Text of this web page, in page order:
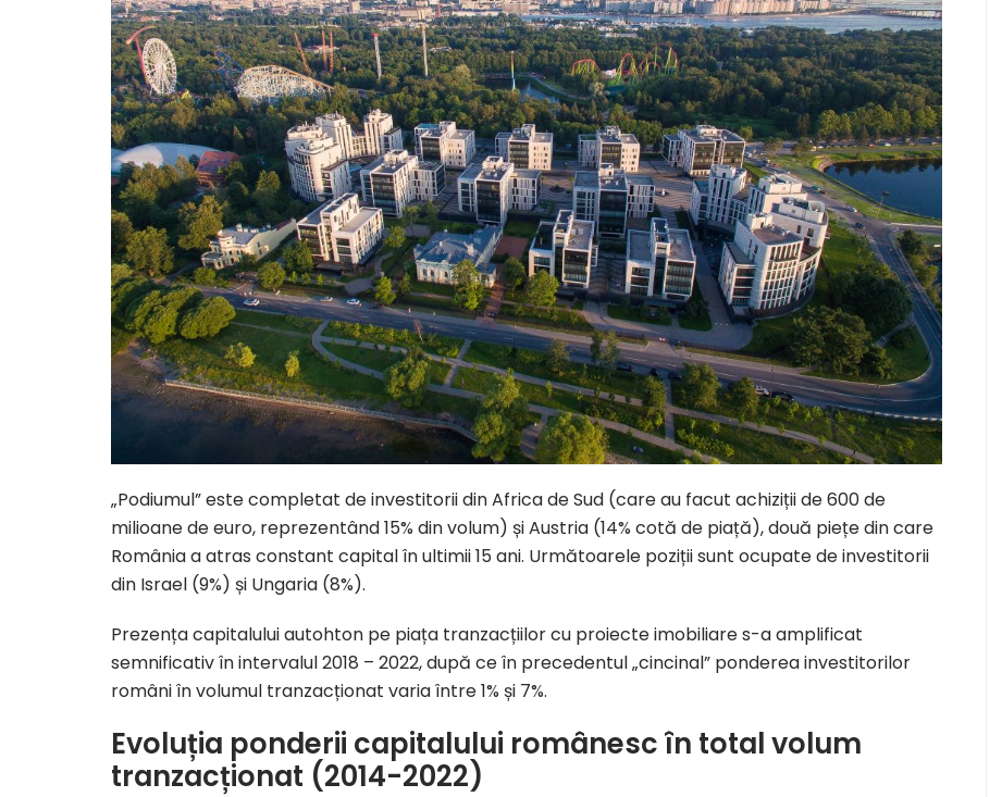
„Podiumul” este completat de investitorii din Africa de Sud (care au facut achiziții de 600 de
milioane de euro, reprezentând 15% din volum) și Austria (14% cotă de piață), două piețe din care
România a atras constant capital în ultimii 15 ani. Următoarele poziții sunt ocupate de investitorii
din Israel (9%) și Ungaria (8%).
Prezența capitalului autohton pe piața tranzacțiilor cu proiecte imobiliare s-a amplificat
semnificativ în intervalul 2018 – 2022, după ce în precedentul „cincinal” ponderea investitorilor
români în volumul tranzacționat varia între 1% și 7%.
Evoluția ponderii capitalului românesc în total volum
tranzacționat (2014-2022)